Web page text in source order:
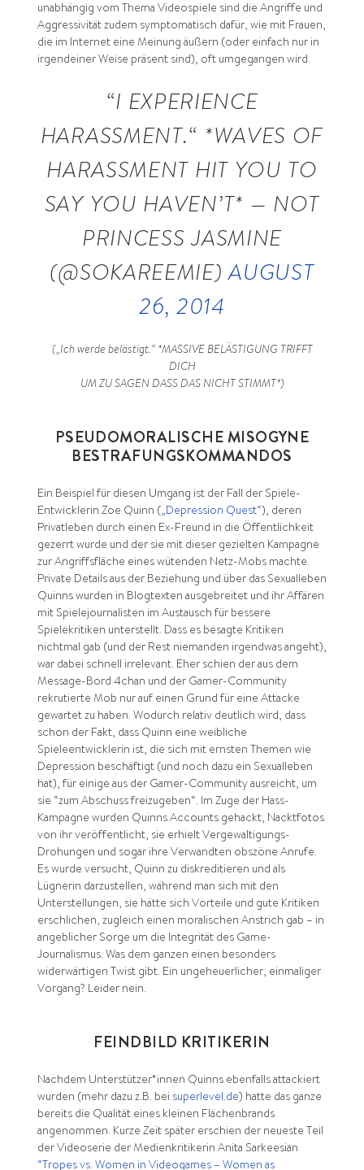
unabhängig vom Thema Videospiele sind die Angriffe und
Aggressivität zudem symptomatisch dafür, wie mit Frauen,
die im Internet eine Meinung äußern (oder einfach nur in
irgendeiner Weise präsent sind), oft umgegangen wird.
“I EXPERIENCE
HARASSMENT.“ *WAVES OF
HARASSMENT HIT YOU TO
SAY YOU HAVEN’T* — NOT
PRINCESS JASMINE
(@SOKAREEMIE)AUGUST
26, 2014
(„Ich werde belästigt.“ *MASSIVE BELÄSTIGUNG TRIFFT
DICH
UM ZU SAGEN DASS DAS NICHT STIMMT*)
PSEUDOMORALISCHE MISOGYNE
BESTRAFUNGSKOMMANDOS
Ein Beispiel für diesen Umgang ist der Fall der Spiele-
Entwicklerin Zoe Quinn („Depression Quest“), deren
Privatleben durch einen Ex-Freund in die Öffentlichkeit
gezerrt wurde und der sie mit dieser gezielten Kampagne
zur Angriffsfläche eines wütenden Netz-Mobs machte.
Private Details aus der Beziehung und über das Sexualleben
Quinns wurden in Blogtexten ausgebreitet und ihr Affären
mit Spielejournalisten im Austausch für bessere
Spielekritiken unterstellt. Dass es besagte Kritiken
nichtmal gab (und der Rest niemanden irgendwas angeht),
war dabei schnell irrelevant. Eher schien der aus dem
Message-Bord 4chan und der Gamer-Community
rekrutierte Mob nur auf einen Grund für eine Attacke
gewartet zu haben. Wodurch relativ deutlich wird, dass
schon der Fakt, dass Quinn eine weibliche
Spieleentwicklerin ist, die sich mit ernsten Themen wie
Depression beschäftigt (und noch dazu ein Sexualleben
hat), für einige aus der Gamer-Community ausreicht, um
sie “zum Abschuss freizugeben“. Im Zuge der Hass-
Kampagne wurden Quinns Accounts gehackt, Nacktfotos
von ihr veröffentlicht, sie erhielt Vergewaltigungs-
Drohungen und sogar ihre Verwandten obszöne Anrufe.
Es wurde versucht, Quinn zu diskreditieren und als
Lügnerin darzustellen, während man sich mit den
Unterstellungen, sie hätte sich Vorteile und gute Kritiken
erschlichen, zugleich einen moralischen Anstrich gab – in
angeblicher Sorge um die Integrität des Game-
Journalismus. Was dem ganzen einen besonders
widerwärtigen Twist gibt. Ein ungeheuerlicher, einmaliger
Vorgang? Leider nein.
FEINDBILD KRITIKERIN
Nachdem Unterstützer*innen Quinns ebenfalls attackiert
wurden (mehr dazu z.B. bei superlevel.de) hatte das ganze
bereits die Qualität eines kleinen Flächenbrands
angenommen. Kurze Zeit später erschien der neueste Teil
der Videoserie der Medienkritikerin Anita Sarkeesian
“Tropes vs. Women in Videogames – Women as